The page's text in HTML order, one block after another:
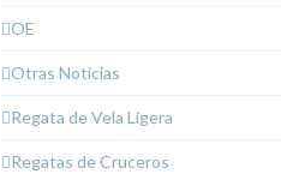
OE
Otras Noticias
Regata de Vela Ligera
Regatas de Cruceros